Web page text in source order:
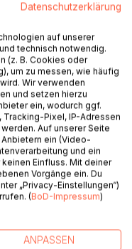
relation to all matters
now given to the
to indicate that the
be made to place
of the world a
of the Muslim Faith.
this want, by giving,
of the doctrines,
with the technical
religion.
has had the
work at Peshawar
on the religious
exposition of its
Datenschutzerklärung
auf unserer
technisch notwendig.
(z. B. Cookies oder
um zu messen, wie häufig
Wir verwenden
und setzen hierzu
ein, wodurch ggf.
Pixel, IP-Adressen
Auf unserer Seite
ein (Video-
und ein
Einfluss. Mit deiner
Vorgänge ein. Du
„Privacy-Einstellungen“)
(BoD-Impressum)
ANPASSEN